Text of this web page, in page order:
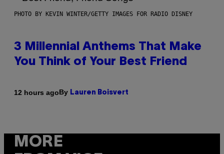
PHOTO BY KEVIN WINTER/GETTY IMAGES FOR RADIO DISNEY
3 Millennial Anthems That Make
You Think of Your Best Friend
12 hours agoBy Lauren Boisvert
MORE